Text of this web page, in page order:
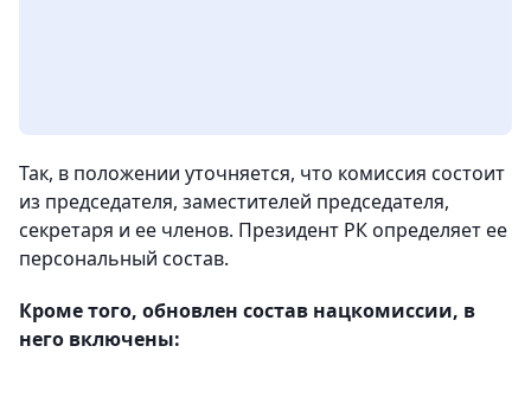
Так, в положении уточняется, что комиссия состоит
из председателя, заместителей председателя,
секретаря и ее членов. Президент РК определяет ее
персональный состав.
Кроме того, обновлен состав нацкомиссии, в
него включены: